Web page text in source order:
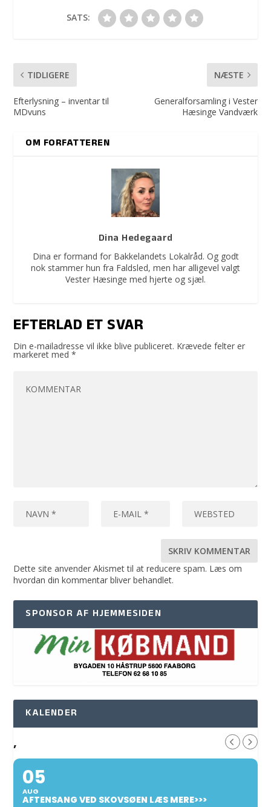
SATS:
TIDLIGERE
Efterlysning – inventar til
MDvuns
NÆSTE
Generalforsamling i Vester
Hæsinge Vandværk
OM FORFATTEREN
Dina Hedegaard
Dina er formand for Bakkelandets Lokalråd. Og godt
nok stammer hun fra Faldsled, men har alligevel valgt
Vester Hæsinge med hjerte og sjæl.
EFTERLAD ET SVAR
Din e-mailadresse vil ikke blive publiceret. Krævede felter er
markeret med*
Dette site anvender Akismet til at reducere spam. Læs om
hvordan din kommentar bliver behandlet.
SPONSOR AF HJEMMESIDEN
KALENDER
,
05
AUG
AFTENSANG VED SKOVSØEN LÆS MERE>>>